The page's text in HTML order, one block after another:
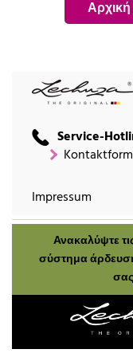
Service-
Impressum
Ανακαλύψτε
σύστημα